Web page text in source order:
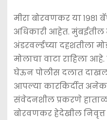
मीरा बोरवणकर या १९८१
अधिकारी आहेत.
अंडरवर्ल्डच्या दहशतीला
मोलाचा वाटा राहिला
घेऊन पोलीस दलात
आपल्या कारकिर्दीत
संवेदनशील प्रकरणे
बोरवणकर हेदेखील